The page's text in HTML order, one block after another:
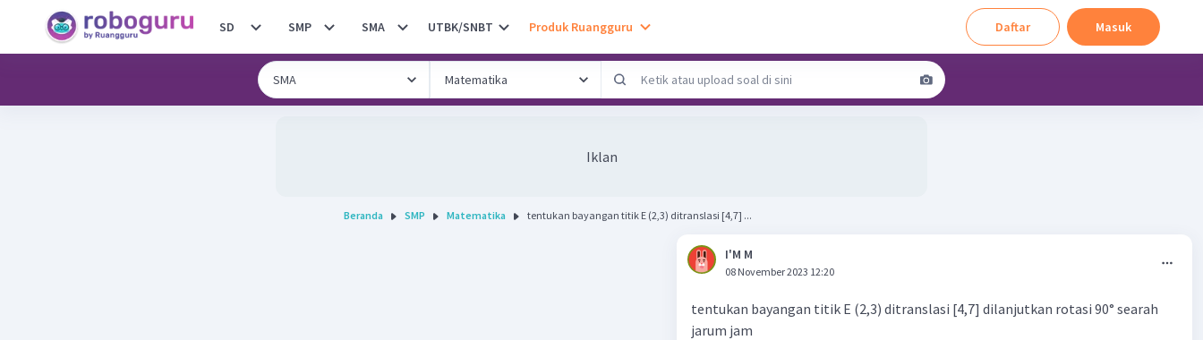
SD SMP SMA UTBK/SNBT Produk Ruangguru Daftar Masuk
Iklan
Beranda SMP Matematika tentukan bayangan titik E (2,3) ditranslasi [4,7] ...
I'M M
08 November 2023 12:20
tentukan bayangan titik E (2,3) ditranslasi [4,7] dilanjutkan rotasi 90° searah
jarum jam